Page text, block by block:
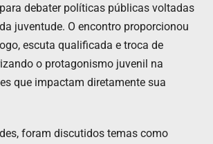
debater políticas públicas voltadas
juventude. O encontro proporcionou
escuta qualificada e troca de
o protagonismo juvenil na
que impactam diretamente sua
foram discutidos temas como